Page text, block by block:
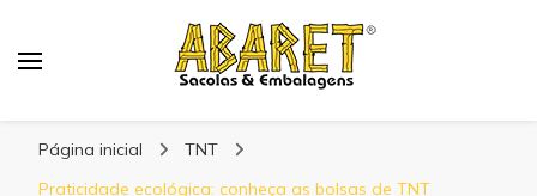
Página inicial
TNT
Praticidade ecológica: conheça as bolsas de TNT